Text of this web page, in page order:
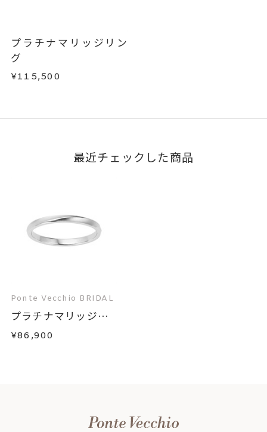
はお問い合わせフォームよりご連絡ください。
この場合の返送料は弊社にて負担いたしますの
で、着払いにてご返送ください。
詳細はこちら
プラチナマリッジリン
グ
¥115,500
最近チェックした商品
Ponte Vecchio BRIDAL
プラチナマリッジリ
ン...
¥86,900